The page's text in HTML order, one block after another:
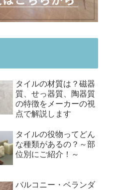
タイルの材質は？磁器
質、せっ器質、陶器質
の特徴をメーカーの視
点で解説します
タイルの役物ってどん
な種類があるの？～部
位別にご紹介！～
バルコニー・ベランダ